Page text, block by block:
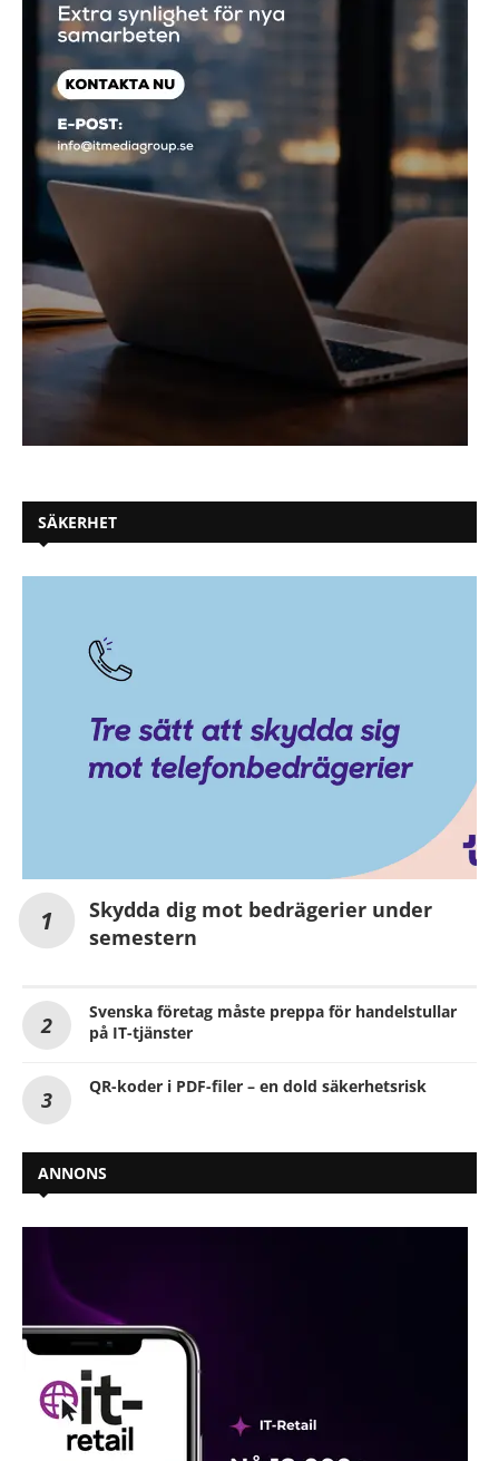
SÄKERHET
Skydda dig mot bedrägerier under
semestern
Svenska företag måste preppa för handelstullar
på IT-tjänster
QR-koder i PDF-filer – en dold säkerhetsrisk
ANNONS